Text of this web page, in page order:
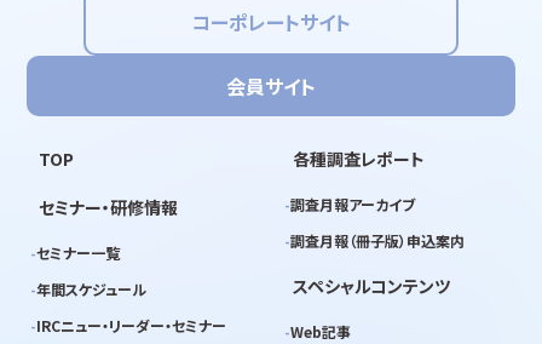
コーポレートサイト
会員サイト
TOP
セミナー・研修情報
セミナー一覧
年間スケジュール
IRCニュー・リーダー・セミナー
各種調査レポート
調査月報アーカイブ
調査月報（冊子版）申込案内
スペシャルコンテンツ
Web記事